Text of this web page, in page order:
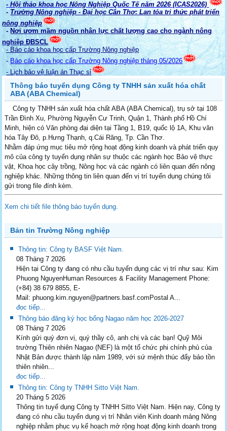
- Hội thảo khoa học Nông Nghiệp Quốc Tế năm 2026 (ICAS2026)
- Trường Nông nghiệp - Đại học Cần Thơ: Lan tỏa tri thức phát triển
nông nghiệp
- Nơi ươm mầm nguồn nhân lực chất lượng cao cho ngành nông
nghiệp ĐBSCL
- Báo cáo khoa học cấp Trường Nông nghiệp
- Báo cáo khoa học cấp Trường Nông nghiệp tháng 05/2026
- Lịch bảo vệ luận án Thạc sỉ
Thông báo tuyển dụng Công ty TNHH sản xuất hóa chất
ABA (ABA Chemical)
Công ty TNHH sản xuất hóa chất ABA (ABA Chemical), trụ sở tại 108
Trần Đình Xu, Phường Nguyễn Cư Trinh, Quận 1, Thành phố Hồ Chí
Minh, hiện có Văn phòng đại diện tại Tầng 1, B19, quốc lộ 1A, Khu văn
hóa Tây Đô, p.Hưng Thạnh, q.Cái Răng, Tp. Cần Thơ.
Nhằm đáp ứng mục tiêu mở rộng hoạt động kinh doanh và phát triển quy
mô của công ty tuyển dụng nhân sự thuộc các ngành học Bảo vệ thực
vật, Khoa học cây trồng, Nông học và các ngành có liên quan đến nông
nghiệp khác. Những thông tin liên quan đến vị trí tuyển dụng chúng tôi
gửi trong file đính kèm.
Xem chi tiết file thông báo tuyển dụng.
Bản tin Trường Nông nghiệp
Thông tin: Công ty BASF Việt Nam.
08 Tháng 7 2026
Hiện tại Công ty đang có nhu cầu tuyển dụng các vị trí như sau: Kim
Phuong NguyenHuman Resources & Facility Management Phone:
(+84) 38 679 8855, E-
Mail: phuong.kim.nguyen@partners.basf.comPostal A...
đọc tiếp...
Thông báo đăng ký học bổng Nagao năm học 2026-2027
08 Tháng 7 2026
Kính gửi quý đơn vị, quý thầy cô, anh chị và các bạn! Quỹ Môi
trường Thiên nhiên Nagao (NEF) là một tổ chức phi chính phủ của
Nhật Bản được thành lập năm 1989, với sứ mệnh thúc đẩy bảo tồn
thiên nhiên...
đọc tiếp...
Thông tin: Công ty TNHH Sitto Việt Nam.
20 Tháng 5 2026
Thông tin tuyể dụng Công ty TNHH Sitto Việt Nam. Hiện nay, Công ty
đang có nhu cầu tuyển dụng vị trí Nhân viên Kinh doanh mảng Nông
nghiệp nhằm phục vụ kế hoạch mở rộng hoạt động kinh doanh trong